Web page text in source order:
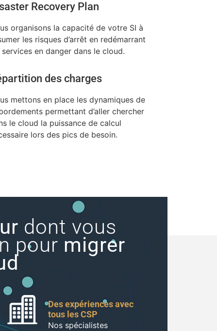
Recovery Plan
organisons la capacité de votre SI à
les risques d’arrêt en redémarrant
services en danger dans le cloud.
des charges
mettons en place les dynamiques de
permettant d’aller chercher
le cloud la puissance de calcul
lors des pics de besoin.
dont vous
pour migrer
Des expériences avec
tous les CSP
Nos spécialistes